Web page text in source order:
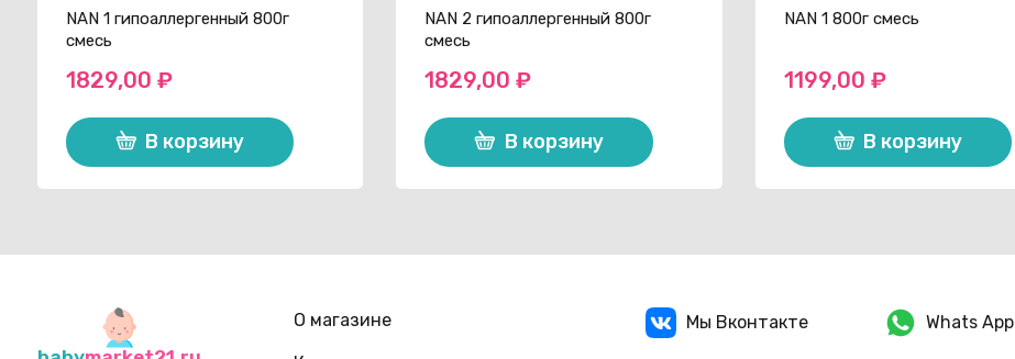
NAN 1 гипоаллергенный 800г
смесь
1829,00 ₽
В корзину
NAN 2 гипоаллергенный 800г
смесь
1829,00₽
В корзину
NAN 1 800г смесь
1199,00 ₽
В корзину
О магазине Мы Вконтакте Whats App